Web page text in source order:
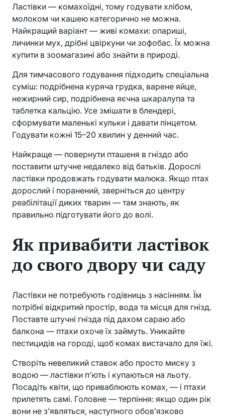
Ластівки — комахоїдні, тому годувати хлібом,
молоком чи кашею категорично не можна.
Найкращий варіант — живі комахи: опариші,
личинки мух, дрібні цвіркуни чи зофобас. Їх можна
купити в зоомагазині або знайти в природі.
Для тимчасового годування підходить спеціальна
суміш: подрібнена куряча грудка, варене яйце,
нежирний сир, подрібнена яєчна шкаралупа та
таблетка кальцію. Усе змішати в блендері,
сформувати маленькі кульки і давати пінцетом.
Годувати кожні 15–20 хвилин у денний час.
Найкраще — повернути пташеня в гніздо або
поставити штучне недалеко від батьків. Дорослі
ластівки продовжать годувати малюка. Якщо птах
дорослий і поранений, зверніться до центру
реабілітації диких тварин — там знають, як
правильно підготувати його до волі.
Як привабити ластівок
до свого двору чи саду
Ластівки не потребують годівниць з насінням. Їм
потрібні відкритий простір, вода та місця для гнізд.
Поставте штучні гнізда під дахом сараю або
балкона — птахи охоче їх займуть. Уникайте
пестицидів на городі, щоб комах вистачало для їжі.
Створіть невеликий ставок або просто миску з
водою — ластівки п’ють і купаються на льоту.
Посадіть квіти, що приваблюють комах, — і птахи
прилетять самі. Головне — терпіння: якщо один рік
вони не з’являться, наступного обов’язково